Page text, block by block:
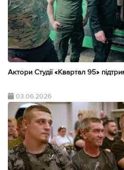
Актори Студії «Квартал 95»
03.06.2026